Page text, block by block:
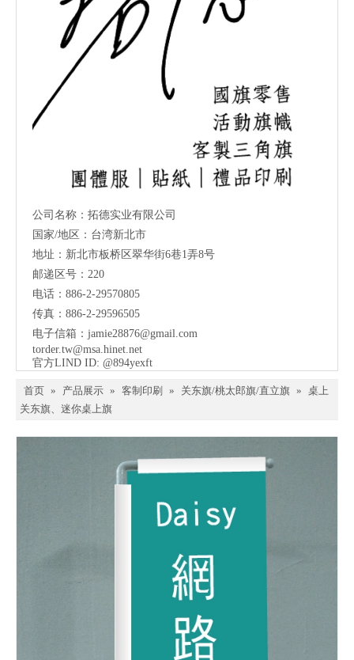
公司名称：拓德实业有限公司
国家/地区：台湾新北市
地址：新北市板桥区翠华街6巷1弄8号
邮递区号：220
电话：886-2-29570805
传真：886-2-29596505
电子信箱： jamie28876@gmail.com
torder.tw@msa.hinet.net
官方LIND ID: @894yexft
首页 » 产品展示 » 客制印刷 » 关东旗/桃太郎旗/直立旗 » 桌上
关东旗、迷你桌上旗